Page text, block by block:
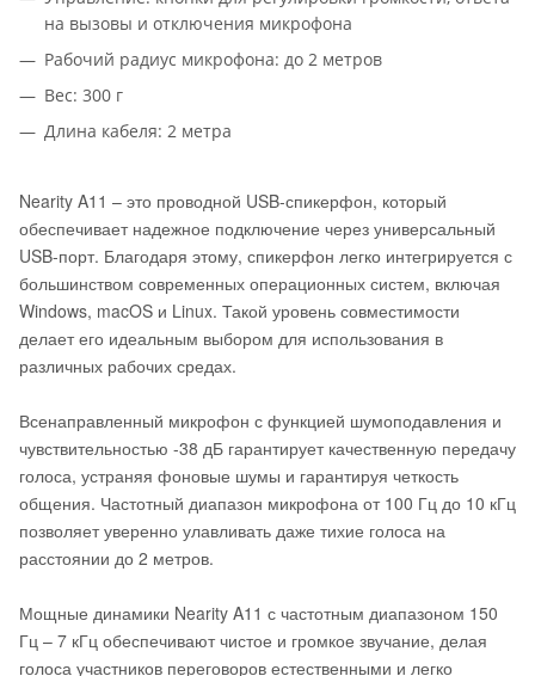
на вызовы и отключения микрофона
Рабочий радиус микрофона: до 2 метров
Вес: 300 г
Длина кабеля: 2 метра
Nearity A11 – это проводной USB-спикерфон, который
обеспечивает надежное подключение через универсальный
USB-порт. Благодаря этому, спикерфон легко интегрируется с
большинством современных операционных систем, включая
Windows, macOS и Linux. Такой уровень совместимости
делает его идеальным выбором для использования в
различных рабочих средах.
Всенаправленный микрофон с функцией шумоподавления и
чувствительностью -38 дБ гарантирует качественную передачу
голоса, устраняя фоновые шумы и гарантируя четкость
общения. Частотный диапазон микрофона от 100 Гц до 10 кГц
позволяет уверенно улавливать даже тихие голоса на
расстоянии до 2 метров.
Мощные динамики Nearity A11 с частотным диапазоном 150
Гц – 7 кГц обеспечивают чистое и громкое звучание, делая
голоса участников переговоров естественными и легко